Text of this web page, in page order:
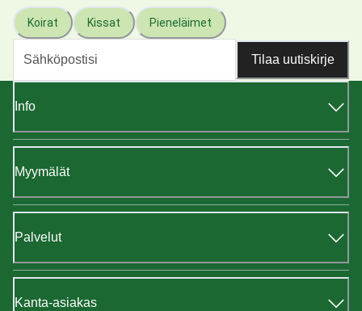
Koirat Kissat Pieneläimet
Tilaa uutiskirje
Info
Myymälät
Palvelut
Kanta-asiakas